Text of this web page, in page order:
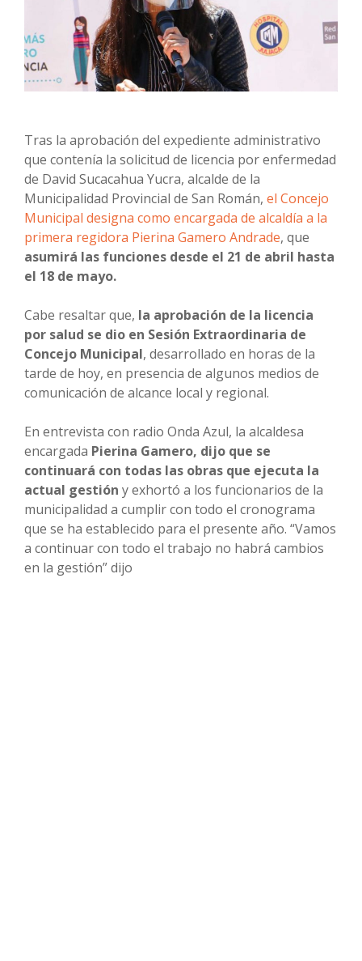
Tras la aprobación del expediente administrativo
que contenía la solicitud de licencia por enfermedad
de David Sucacahua Yucra, alcalde de la
Municipalidad Provincial de San Román, el Concejo
Municipal designa como encargada de alcaldía a la
primera regidora Pierina Gamero Andrade, que
asumirá las funciones desde el 21 de abril hasta
el 18 de mayo.
Cabe resaltar que, la aprobación de la licencia
por salud se dio en Sesión Extraordinaria de
Concejo Municipal, desarrollado en horas de la
tarde de hoy, en presencia de algunos medios de
comunicación de alcance local y regional.
En entrevista con radio Onda Azul, la alcaldesa
encargada Pierina Gamero, dijo que se
continuará con todas las obras que ejecuta la
actual gestión y exhortó a los funcionarios de la
municipalidad a cumplir con todo el cronograma
que se ha establecido para el presente año. “Vamos
a continuar con todo el trabajo no habrá cambios
en la gestión” dijo